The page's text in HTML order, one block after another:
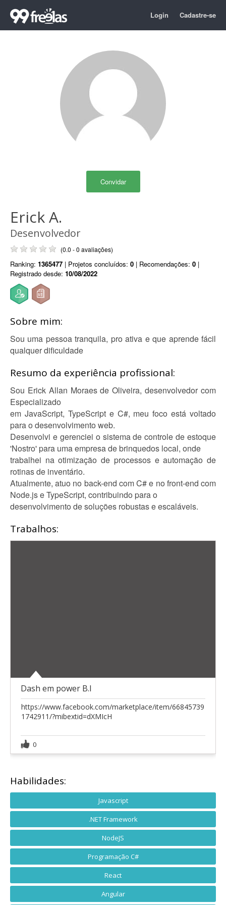
Login Cadastre-se
Convidar
Erick A.
Desenvolvedor
(0.0 - 0 avaliações)
Ranking: 1365477 | Projetos concluídos: 0 | Recomendações: 0 |
Registrado desde: 10/08/2022
Sobre mim:
Sou uma pessoa tranquila, pro ativa e que aprende fácil
qualquer dificuldade
Resumo da experiência profissional:
Sou Erick Allan Moraes de Oliveira, desenvolvedor com
Especializado
em JavaScript, TypeScript e C#, meu foco está voltado
para o desenvolvimento web.
Desenvolvi e gerenciei o sistema de controle de estoque
'Nostro' para uma empresa de brinquedos local, onde
trabalhei na otimização de processos e automação de
rotinas de inventário.
Atualmente, atuo no back-end com C# e no front-end com
Node.js e TypeScript, contribuindo para o
desenvolvimento de soluções robustas e escaláveis.
Trabalhos:
Dash em power B.I
https://www.facebook.com/marketplace/item/66845739
1742911/?mibextid=dXMIcH
0
Habilidades:
Javascript
.NET Framework
NodeJS
Programação C#
React
Angular